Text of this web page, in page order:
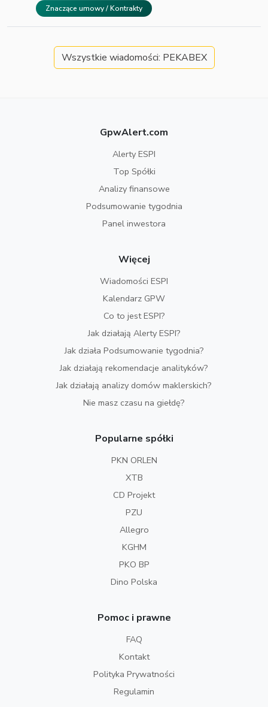
Znaczące umowy / Kontrakty
Wszystkie wiadomości: PEKABEX
GpwAlert.com
Alerty ESPI
Top Spółki
Analizy finansowe
Podsumowanie tygodnia
Panel inwestora
Więcej
Wiadomości ESPI
Kalendarz GPW
Co to jest ESPI?
Jak działają Alerty ESPI?
Jak działa Podsumowanie tygodnia?
Jak działają rekomendacje analityków?
Jak działają analizy domów maklerskich?
Nie masz czasu na giełdę?
Popularne spółki
PKN ORLEN
XTB
CD Projekt
PZU
Allegro
KGHM
PKO BP
Dino Polska
Pomoc i prawne
FAQ
Kontakt
Polityka Prywatności
Regulamin